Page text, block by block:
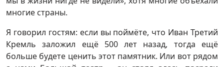
многие страны.
Я говорил гостям: если вы поймёте, что Иван Третий
Кремль заложил ещё 500 лет назад, тогда ещё
больше будете ценить этот памятник. Или вот рядом